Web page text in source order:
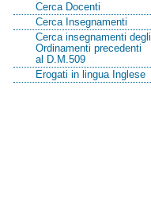
Cerca Docenti
Cerca Insegnamenti
Cerca insegnamenti degli
Ordinamenti precedenti
al D.M.509
Erogati in lingua Inglese